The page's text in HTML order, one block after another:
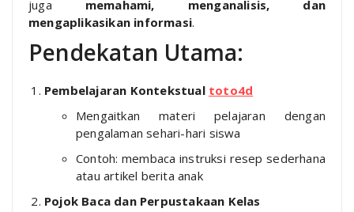
juga memahami, menganalisis, dan
mengaplikasikan informasi.
Pendekatan Utama:
Pembelajaran Kontekstual toto4d
Mengaitkan materi pelajaran dengan
pengalaman sehari-hari siswa
Contoh: membaca instruksi resep sederhana
atau artikel berita anak
Pojok Baca dan Perpustakaan Kelas